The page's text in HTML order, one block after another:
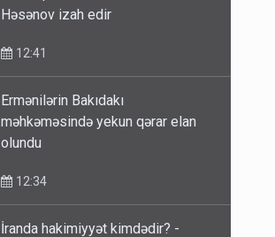
kimin qohumudur?" - Əkrəm
Ermənilərin Bakıdakı
məhkəməsində yekun qərar elan